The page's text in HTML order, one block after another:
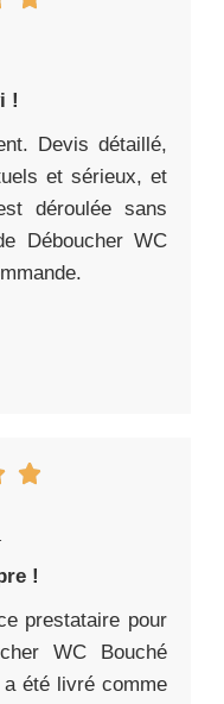
!
Devis détaillé,
et sérieux, et
déroulée sans
Déboucher WC
!
prestataire pour
WC Bouché
a été livré comme